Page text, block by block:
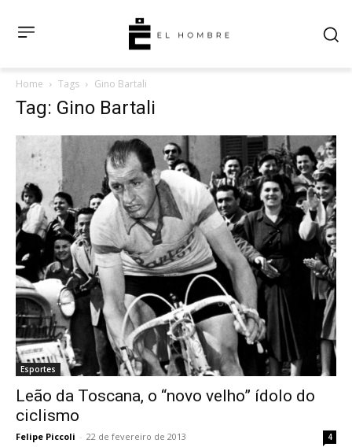
Home Tags Gino Bartali
Tag: Gino Bartali
Esportes
Leão da Toscana, o “novo velho” ídolo do
ciclismo
Felipe Piccoli - 22 de fevereiro de 2013 4